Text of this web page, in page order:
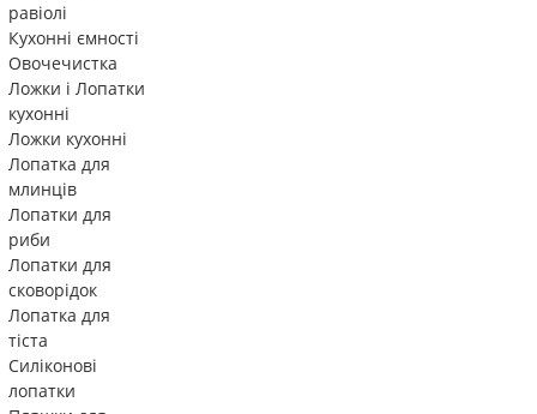
равіолі
Кухонні ємності
Овочечистка
Ложки і Лопатки
кухонні
Ложки кухонні
Лопатка для
млинців
Лопатки для
риби
Лопатки для
сковорідок
Лопатка для
тіста
Силіконові
лопатки